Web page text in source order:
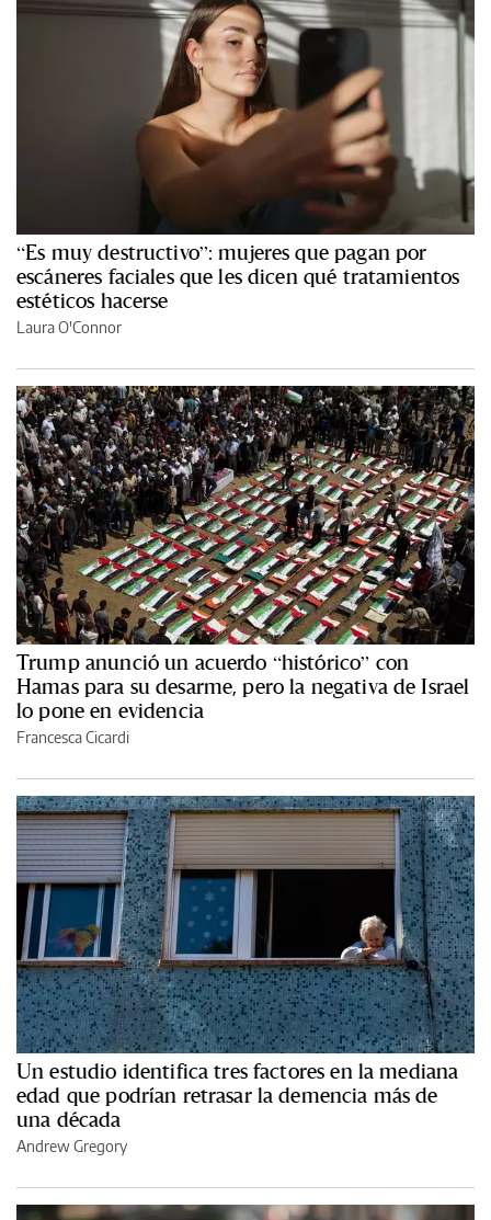
“Es muy destructivo”: mujeres que pagan por
escáneres faciales que les dicen qué tratamientos
estéticos hacerse
Laura O'Connor
Trump anunció un acuerdo “histórico” con
Hamas para su desarme, pero la negativa de Israel
lo pone en evidencia
Francesca Cicardi
Un estudio identifica tres factores en la mediana
edad que podrían retrasar la demencia más de
una década
Andrew Gregory